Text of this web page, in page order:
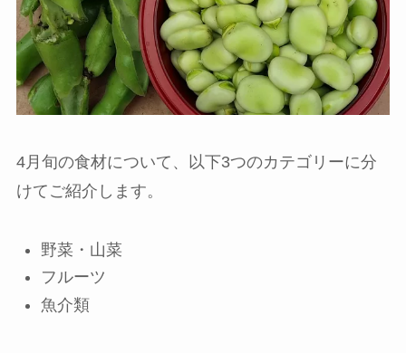
4月旬の食材について、以下3つのカテゴリーに分
けてご紹介します。
野菜・山菜
フルーツ
魚介類